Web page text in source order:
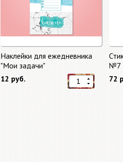
Наклейки для ежедневника
"Мои задачи"
12 руб.
№7
72